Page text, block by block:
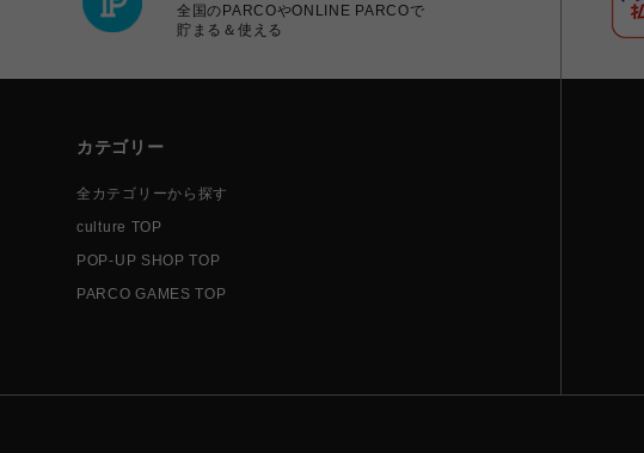
全国のPARCOやONLINE PARCOで
貯まる＆使える
カテゴリー
全カテゴリーから探す
culture TOP
POP-UP SHOP TOP
PARCO GAMES TOP